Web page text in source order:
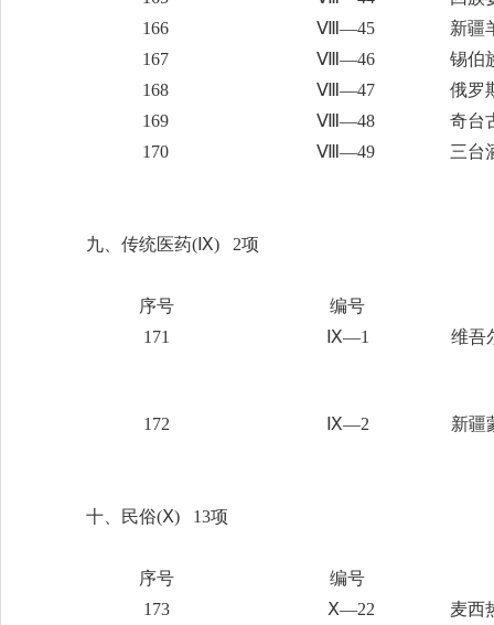
166
Ⅷ—45
新疆
167
Ⅷ—46
锡伯
168
Ⅷ—47
俄罗
169
Ⅷ—48
奇台
170
Ⅷ—49 三台
九、传统医药(Ⅸ) 2项
序号
编号
171
Ⅸ—1 维吾
172 Ⅸ—2 新疆
十、民俗(Ⅹ) 13项
序号
编号
173
Ⅹ—22
麦西